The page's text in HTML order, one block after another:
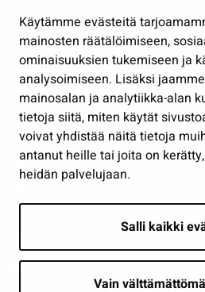
Käytämme evästeitä
mainosten räätälöimiseen,
ominaisuuksien tukemiseen ja
analysoimiseen. Lisäksi
mainosalan ja analytiikka-alan
tietoja siitä, miten käytät
voivat yhdistää näitä tietoja
antanut heille tai joita on
heidän palvelujaan.
Salli kaikki
Vain
Työ ja yrittäminen
Osallistu ja asioi
Näytä omat evästeasetukseni
Seuraa meitä